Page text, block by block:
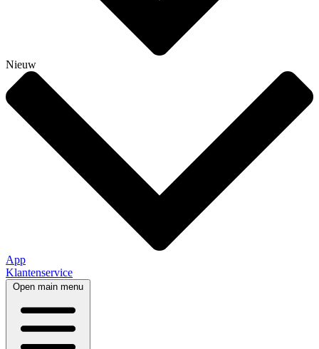
Nieuw
App
Klantenservice
Open main menu